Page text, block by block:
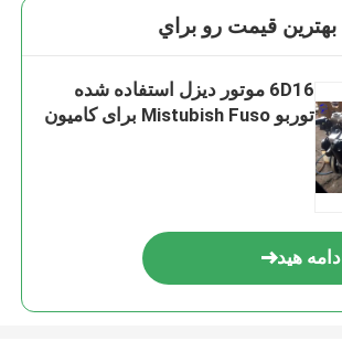
بهترين قيمت رو براي
6D16 موتور دیزل استفاده شده
توربو Mistubish Fuso برای کامیون
ادامه هید